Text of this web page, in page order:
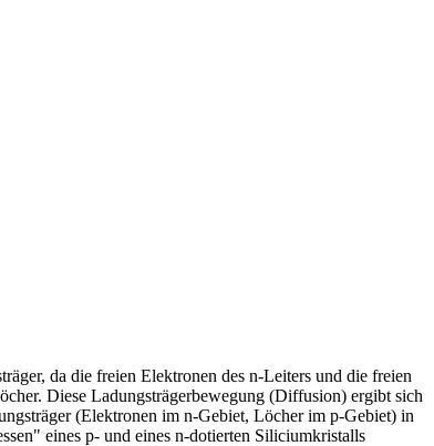
da die freien Elektronen des n-Leiters und die freien
Diese Ladungsträgerbewegung (Diffusion) ergibt sich
(Elektronen im n-Gebiet, Löcher im p-Gebiet) in
eines p- und eines n-dotierten Siliciumkristalls